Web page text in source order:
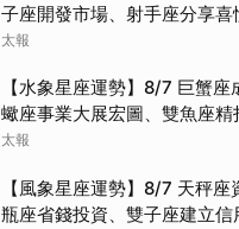
子座開發市場、射手座分享喜
太報
【水象星座運勢】8/7 巨蟹座
蠍座事業大展宏圖、雙魚座精
太報
【風象星座運勢】8/7 天秤座
瓶座省錢投資、雙子座建立信